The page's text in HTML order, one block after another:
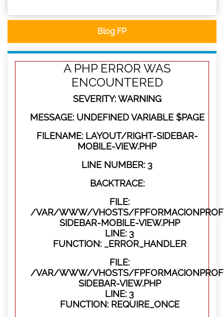
Blog FP
A PHP ERROR WAS
ENCOUNTERED
SEVERITY: WARNING
MESSAGE: UNDEFINED VARIABLE $PAGE
FILENAME: LAYOUT/RIGHT-SIDEBAR-
MOBILE-VIEW.PHP
LINE NUMBER: 3
BACKTRACE:
FILE:
/VAR/WWW/VHOSTS/
SIDEBAR-MOBILE-VIEW.PHP
LINE: 3
FUNCTION: _ERROR_HANDLER
FILE:
/VAR/WWW/VHOSTS/
SIDEBAR-VIEW.PHP
LINE: 3
FUNCTION: REQUIRE_ONCE